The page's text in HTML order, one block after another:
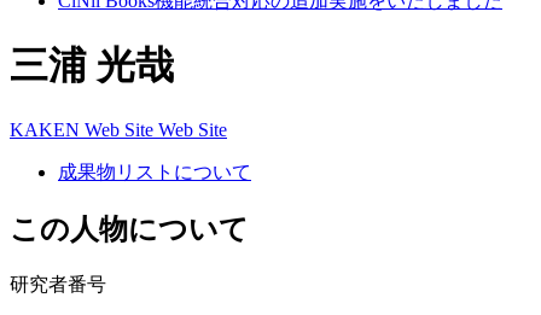
三浦 光哉
KAKEN Web Site Web Site
成果物リストについて
この人物について
研究者番号